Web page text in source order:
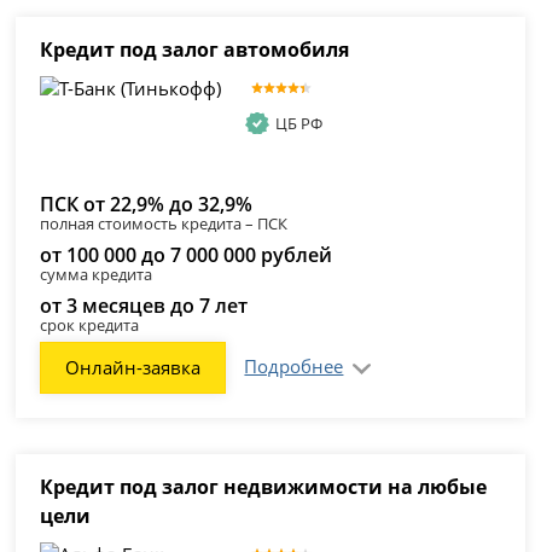
Кредит под залог автомобиля
ЦБ РФ
ПСК от 22,9% до 32,9%
полная стоимость кредита – ПСК
от 100 000 до 7 000 000 рублей
сумма кредита
от 3 месяцев до 7 лет
срок кредита
Онлайн-заявка Подробнее
Кредит под залог недвижимости на любые
цели